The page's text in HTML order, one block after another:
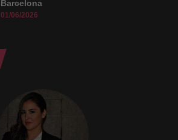
Barcelona
01/06/2026